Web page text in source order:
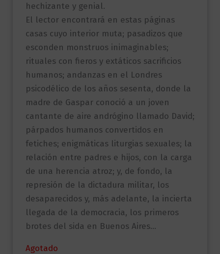
hechizante y genial.
El lector encontrará en estas páginas
casas cuyo interior muta; pasadizos que
esconden monstruos inimaginables;
rituales con fieros y extáticos sacrificios
humanos; andanzas en el Londres
psicodélico de los años sesenta, donde la
madre de Gaspar conoció a un joven
cantante de aire andrógino llamado David;
párpados humanos convertidos en
fetiches; enigmáticas liturgias sexuales; la
relación entre padres e hijos, con la carga
de una herencia atroz; y, de fondo, la
represión de la dictadura militar, los
desaparecidos y, más adelante, la incierta
llegada de la democracia, los primeros
brotes del sida en Buenos Aires…
Agotado